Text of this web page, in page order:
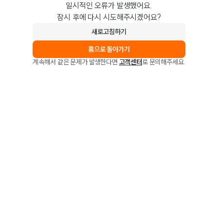
일시적인 오류가 발생했어요.
잠시 후에 다시 시도해주시겠어요?
새로고침하기
홈으로 돌아가기
계속해서 같은 문제가 발생한다면 고객센터로 문의해주세요.